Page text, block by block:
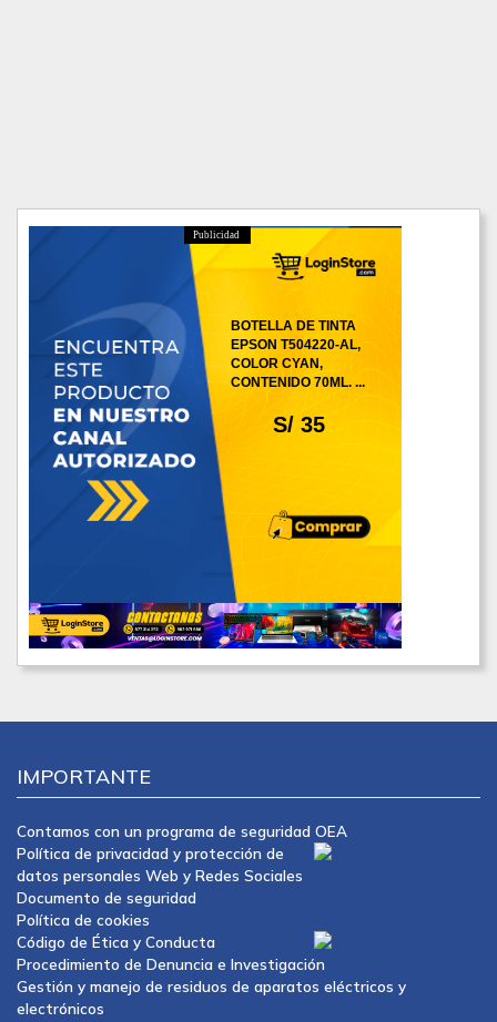
Publicidad
S/ 35
BOTELLA DE TINTA
EPSON T504220-AL,
COLOR CYAN,
CONTENIDO 70ML. ...
IMPORTANTE
Contamos con un programa de seguridad OEA
Política de privacidad y protección de
datos personales Web y Redes Sociales
Documento de seguridad
Política de cookies
Código de Ética y Conducta
Procedimiento de Denuncia e Investigación
Gestión y manejo de residuos de aparatos eléctricos y
electrónicos